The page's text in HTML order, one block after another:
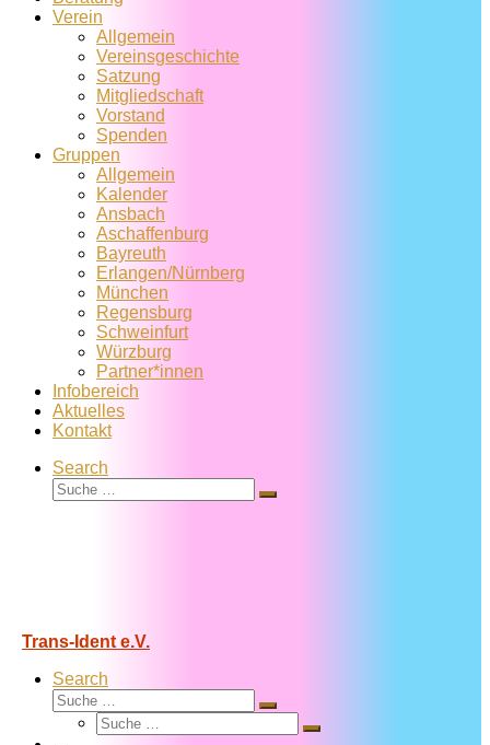
Verein
Allgemein
Vereins­geschichte
Satzung
Mitglied­schaft
Vorstand
Spenden
Gruppen
Allgemein
Kalender
Ansbach
Aschaffenburg
Bayreuth
Erlangen/Nürnberg
München
Regensburg
Schweinfurt
Würzburg
Partner*innen
Infobereich
Aktuelles
Kontakt
Search
Suche
Suche
Trans-Ident e.V.
Search
Suche
Suche
Suche
Suche